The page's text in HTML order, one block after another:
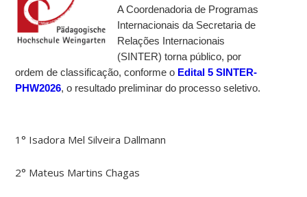
A Coordenadoria de Programas
Internacionais da Secretaria de
Relações Internacionais
(SINTER) torna público, por
ordem de classificação, conforme o Edital 5 SINTER-
PHW2026, o resultado preliminar do processo seletivo.
1° Isadora Mel Silveira Dallmann
2° Mateus Martins Chagas